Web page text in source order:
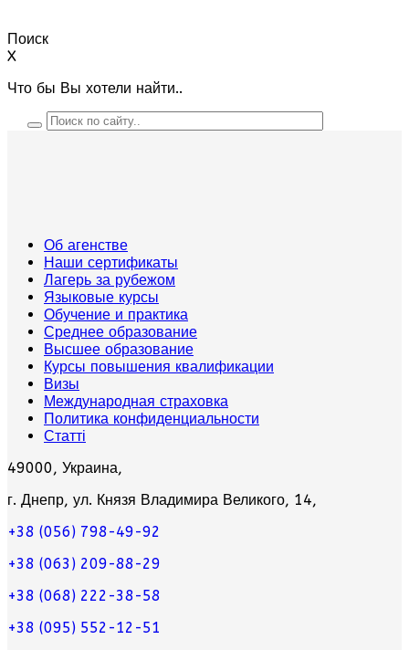
Поиск
X
Что бы Вы хотели найти..
Об агенстве
Наши сертификаты
Лагерь за рубежом
Языковые курсы
Обучение и практика
Среднее образование
Высшее образование
Курсы повышения квалификации
Визы
Международная страховка
Политика конфиденциальности
Статті
49000, Украина,
г. Днепр, ул. Князя Владимира Великого, 14,
+38 (056) 798-49-92
+38 (063) 209-88-29
+38 (068) 222-38-58
+38 (095) 552-12-51